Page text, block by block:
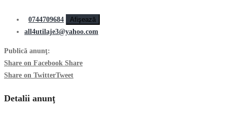
0744709684
Afişează
all4utilaje3@yahoo.com
Publică anunţ:
Share on Facebook Share
Share on TwitterTweet
Detalii anunţ